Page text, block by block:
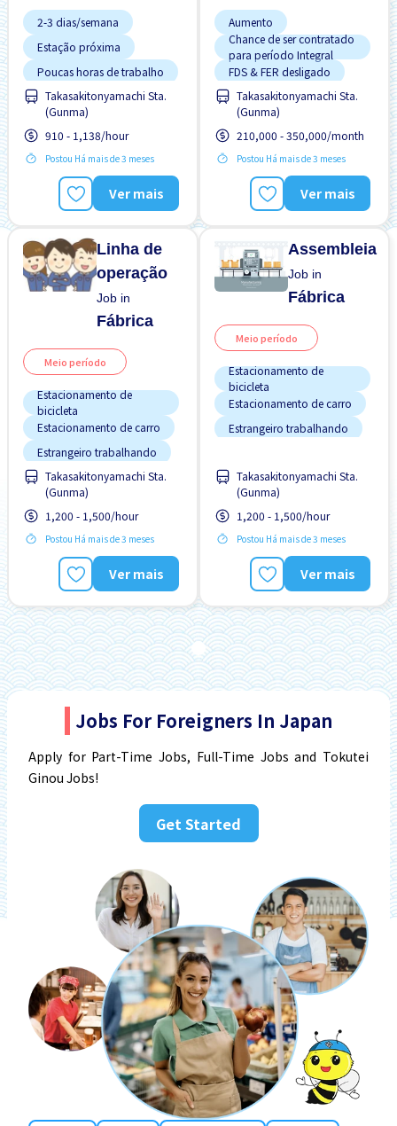
2-3 dias/semana
Estação próxima
Poucas horas de trabalho
Sem experiência OK
Transporte pago
Takasakitonyamachi Sta.
(Gunma)
910 - 1,138/hour
Postou Há mais de 3 meses
Ver mais
Aumento
Chance de ser contratado
para período Integral
FDS & FER desligado
Preferência por Homens
Relocação de suporte
Sem experiência OK
Takasakitonyamachi Sta.
(Gunma)
210,000 - 350,000/month
Postou Há mais de 3 meses
Ver mais
Linha de
operação
Job in
Fábrica
Meio período
Estacionamento de
bicicleta
Estacionamento de carro
Estrangeiro trabalhando
FDS & FER desligado
Menos com o tempo
Preferência por Homens
Salário adiantado
Takasakitonyamachi Sta.
(Gunma)
1,200 - 1,500/hour
Postou Há mais de 3 meses
Ver mais
Assembleia
Job in
Fábrica
Meio período
Estacionamento de
bicicleta
Estacionamento de carro
Estrangeiro trabalhando
Preferência por Homens
Salário adiantado
Sem experiência OK
Takasakitonyamachi Sta.
(Gunma)
1,200 - 1,500/hour
Postou Há mais de 3 meses
Ver mais
Jobs For Foreigners In Japan
Apply for Part-Time Jobs, Full-Time Jobs and Tokutei
Ginou Jobs!
Get Started